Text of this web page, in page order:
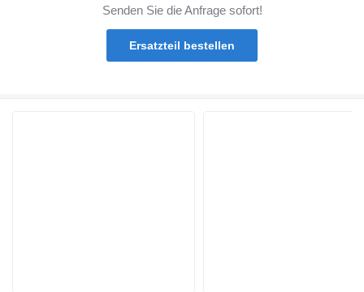
Senden Sie die Anfrage sofort!
Ersatzteil bestellen